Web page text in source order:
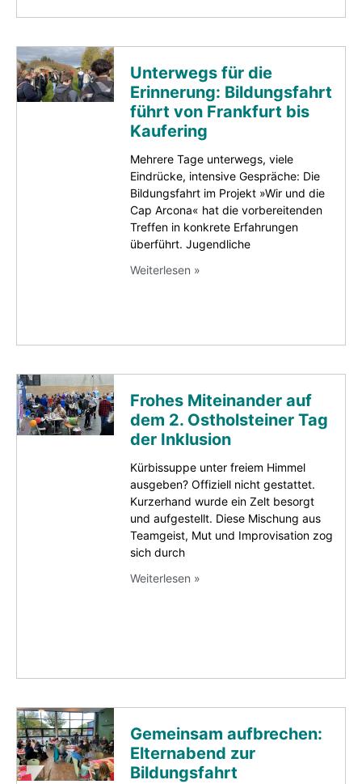
Unterwegs für die
Erinnerung: Bildungsfahrt
führt von Frankfurt bis
Kaufering
Mehrere Tage unterwegs, viele
Eindrücke, intensive Gespräche: Die
Bildungsfahrt im Projekt »Wir und die
Cap Arcona« hat die vorbereitenden
Treffen in konkrete Erfahrungen
überführt. Jugendliche
Weiterlesen »
Frohes Miteinander auf
dem 2. Ostholsteiner Tag
der Inklusion
Kürbissuppe unter freiem Himmel
ausgeben? Offiziell nicht gestattet.
Kurzerhand wurde ein Zelt besorgt
und aufgestellt. Diese Mischung aus
Teamgeist, Mut und Improvisation zog
sich durch
Weiterlesen »
Gemeinsam aufbrechen:
Elternabend zur
Bildungsfahrt